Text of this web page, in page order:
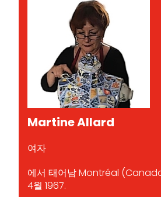
Martine Allard
여자
에서 태어남 Montréal
4월 1967.